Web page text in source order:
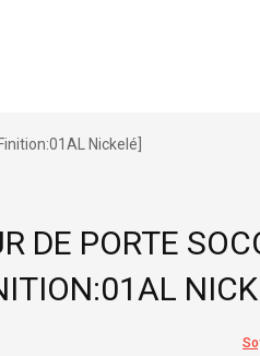
Nickelé]
DE PORTE